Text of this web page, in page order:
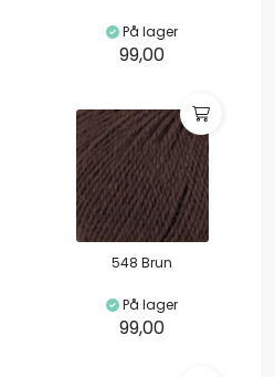
På lager
99,00
548 Brun
På lager
99,00